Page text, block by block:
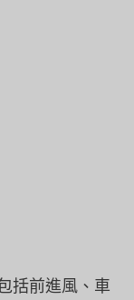
括前進風、 車